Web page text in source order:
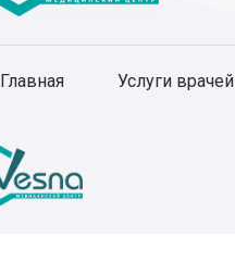
Главная Услуги врачей